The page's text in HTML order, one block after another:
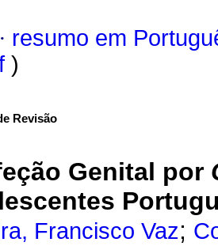
· resumo em
)
Revisão
Genital por
Francisco Vaz;